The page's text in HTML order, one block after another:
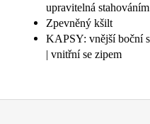
upravitelná stahováním
Zpevněný kšilt
KAPSY: vnější boční
| vnitřní se zipem
Z